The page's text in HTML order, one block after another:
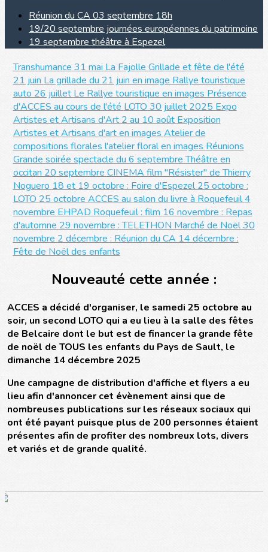
Réunion du CA 03 septembre 18h
19/20 septembre journées européennes du patrimoine
19 septembre théâtre à Espezel
Transhumance 31 mai La Fajolle Grillade et fête de l'été
21 juin La grillade du 21 juin en image Rallye touristique
auto 26 juillet Le Rallye touristique en images Présence
d'ACCES au cours de l'été LOTO 30 juillet 2025 Expo
Artistes et Artisans d'Art 2 au 10 août Exposition
Artistes et Artisans d'art en images Atelier de
compositions florales l'atelier floral en images Réunions
Grande soirée spectacle du 6 septembreThéâtre en
occitan 20 septembre CINEMA film "Résister" de Thierry
Noguero 18 et 19 octobre : Foire d'Espezel25 octobre :
LOTO 25 octobre ACCES au salon du livre à Roquefeuil4
novembre EHPAD Roquefeuil : film 16 novembre : Repas
d'automne 29 novembre : TELETHON Marché de Noël 30
novembre 2 décembre : Réunion du CA 14 décembre :
Fête de Noël des enfants
Nouveauté cette année :
ACCES a décidé d'organiser, le samedi 25 octobre au
soir, un second LOTO qui a eu lieu à la salle des fêtes
de Belcaire dont le but est de financer la grande fête
de noël de TOUS les enfants du Pays de Sault, le
dimanche 14 décembre 2025
Une campagne de distribution d'affiche et flyers a eu
lieu afin d'annoncer cet évènement ainsi que de
nombreuses publications sur les réseaux sociaux qui
ont été payant puisque plus de 200 personnes étaient
présentes afin de profiter des nombreux lots, divers
et variés et de grande qualité.